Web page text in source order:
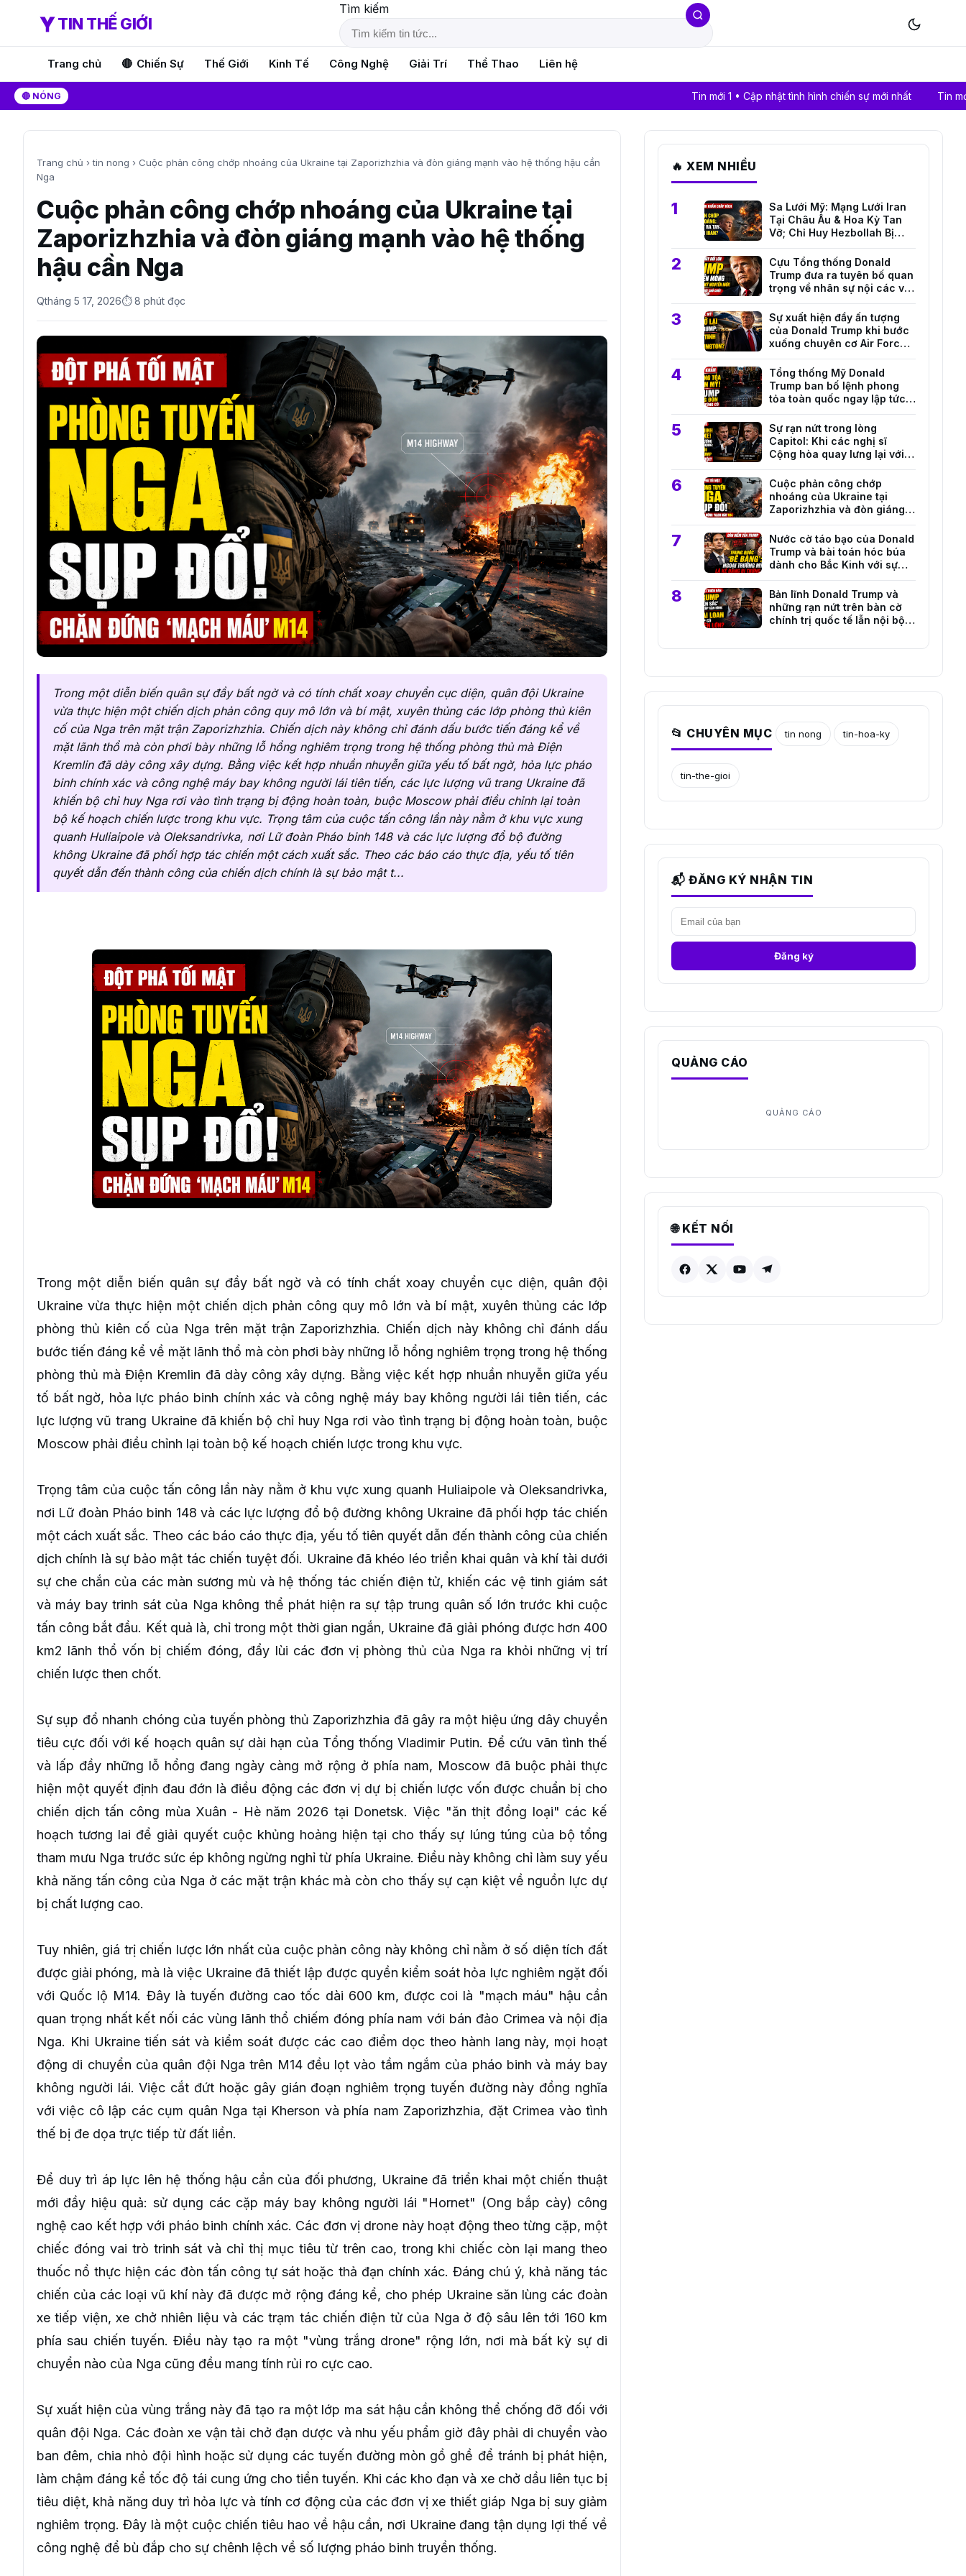
TIN THẾ GIỚI
Tìm kiếm
Trang chủ Chiến Sự Thế Giới Kinh Tế Công Nghệ Giải Trí Thể Thao Liên hệ
🔴 NÓNG Tin mới 1 • Cập nhật tình hình chiến sự mới nhất Tin mới 2 • Giá
Trang chủ ›tin nong › Cuộc phản công chớp nhoáng của Ukraine tại Zaporizhzhia và đòn giáng mạnh vào hệ thống hậu cần
Nga
Cuộc phản công chớp nhoáng của Ukraine tại
Zaporizhzhia và đòn giáng mạnh vào hệ thống
hậu cần Nga
Qtháng 5 17, 2026⏱ 8 phút đọc
Trong một diễn biến quân sự đầy bất ngờ và có tính chất xoay chuyển cục diện, quân đội Ukraine
vừa thực hiện một chiến dịch phản công quy mô lớn và bí mật, xuyên thủng các lớp phòng thủ kiên
cố của Nga trên mặt trận Zaporizhzhia. Chiến dịch này không chỉ đánh dấu bước tiến đáng kể về
mặt lãnh thổ mà còn phơi bày những lỗ hổng nghiêm trọng trong hệ thống phòng thủ mà Điện
Kremlin đã dày công xây dựng. Bằng việc kết hợp nhuần nhuyễn giữa yếu tố bất ngờ, hỏa lực pháo
binh chính xác và công nghệ máy bay không người lái tiên tiến, các lực lượng vũ trang Ukraine đã
khiến bộ chỉ huy Nga rơi vào tình trạng bị động hoàn toàn, buộc Moscow phải điều chỉnh lại toàn
bộ kế hoạch chiến lược trong khu vực. Trọng tâm của cuộc tấn công lần này nằm ở khu vực xung
quanh Huliaipole và Oleksandrivka, nơi Lữ đoàn Pháo binh 148 và các lực lượng đổ bộ đường
không Ukraine đã phối hợp tác chiến một cách xuất sắc. Theo các báo cáo thực địa, yếu tố tiên
quyết dẫn đến thành công của chiến dịch chính là sự bảo mật t...
Trong một diễn biến quân sự đầy bất ngờ và có tính chất xoay chuyển cục diện, quân đội
Ukraine vừa thực hiện một chiến dịch phản công quy mô lớn và bí mật, xuyên thủng các lớp
phòng thủ kiên cố của Nga trên mặt trận Zaporizhzhia. Chiến dịch này không chỉ đánh dấu
bước tiến đáng kể về mặt lãnh thổ mà còn phơi bày những lỗ hổng nghiêm trọng trong hệ thống
phòng thủ mà Điện Kremlin đã dày công xây dựng. Bằng việc kết hợp nhuần nhuyễn giữa yếu
tố bất ngờ, hỏa lực pháo binh chính xác và công nghệ máy bay không người lái tiên tiến, các
lực lượng vũ trang Ukraine đã khiến bộ chỉ huy Nga rơi vào tình trạng bị động hoàn toàn, buộc
Moscow phải điều chỉnh lại toàn bộ kế hoạch chiến lược trong khu vực.
Trọng tâm của cuộc tấn công lần này nằm ở khu vực xung quanh Huliaipole và Oleksandrivka,
nơi Lữ đoàn Pháo binh 148 và các lực lượng đổ bộ đường không Ukraine đã phối hợp tác chiến
một cách xuất sắc. Theo các báo cáo thực địa, yếu tố tiên quyết dẫn đến thành công của chiến
dịch chính là sự bảo mật tác chiến tuyệt đối. Ukraine đã khéo léo triển khai quân và khí tài dưới
sự che chắn của các màn sương mù và hệ thống tác chiến điện tử, khiến các vệ tinh giám sát
và máy bay trinh sát của Nga không thể phát hiện ra sự tập trung quân số lớn trước khi cuộc
tấn công bắt đầu. Kết quả là, chỉ trong một thời gian ngắn, Ukraine đã giải phóng được hơn 400
km2 lãnh thổ vốn bị chiếm đóng, đẩy lùi các đơn vị phòng thủ của Nga ra khỏi những vị trí
chiến lược then chốt.
Sự sụp đổ nhanh chóng của tuyến phòng thủ Zaporizhzhia đã gây ra một hiệu ứng dây chuyền
tiêu cực đối với kế hoạch quân sự dài hạn của Tổng thống Vladimir Putin. Để cứu vãn tình thế
và lấp đầy những lỗ hổng đang ngày càng mở rộng ở phía nam, Moscow đã buộc phải thực
hiện một quyết định đau đớn là điều động các đơn vị dự bị chiến lược vốn được chuẩn bị cho
chiến dịch tấn công mùa Xuân - Hè năm 2026 tại Donetsk. Việc "ăn thịt đồng loại" các kế
hoạch tương lai để giải quyết cuộc khủng hoảng hiện tại cho thấy sự lúng túng của bộ tổng
tham mưu Nga trước sức ép không ngừng nghỉ từ phía Ukraine. Điều này không chỉ làm suy yếu
khả năng tấn công của Nga ở các mặt trận khác mà còn cho thấy sự cạn kiệt về nguồn lực dự
bị chất lượng cao.
Tuy nhiên, giá trị chiến lược lớn nhất của cuộc phản công này không chỉ nằm ở số diện tích đất
được giải phóng, mà là việc Ukraine đã thiết lập được quyền kiểm soát hỏa lực nghiêm ngặt đối
với Quốc lộ M14. Đây là tuyến đường cao tốc dài 600 km, được coi là "mạch máu" hậu cần
quan trọng nhất kết nối các vùng lãnh thổ chiếm đóng phía nam với bán đảo Crimea và nội địa
Nga. Khi Ukraine tiến sát và kiểm soát được các cao điểm dọc theo hành lang này, mọi hoạt
động di chuyển của quân đội Nga trên M14 đều lọt vào tầm ngắm của pháo binh và máy bay
không người lái. Việc cắt đứt hoặc gây gián đoạn nghiêm trọng tuyến đường này đồng nghĩa
với việc cô lập các cụm quân Nga tại Kherson và phía nam Zaporizhzhia, đặt Crimea vào tình
thế bị đe dọa trực tiếp từ đất liền.
Để duy trì áp lực lên hệ thống hậu cần của đối phương, Ukraine đã triển khai một chiến thuật
mới đầy hiệu quả: sử dụng các cặp máy bay không người lái "Hornet" (Ong bắp cày) công
nghệ cao kết hợp với pháo binh chính xác. Các đơn vị drone này hoạt động theo từng cặp, một
chiếc đóng vai trò trinh sát và chỉ thị mục tiêu từ trên cao, trong khi chiếc còn lại mang theo
thuốc nổ thực hiện các đòn tấn công tự sát hoặc thả đạn chính xác. Đáng chú ý, khả năng tác
chiến của các loại vũ khí này đã được mở rộng đáng kể, cho phép Ukraine săn lùng các đoàn
xe tiếp viện, xe chở nhiên liệu và các trạm tác chiến điện tử của Nga ở độ sâu lên tới 160 km
phía sau chiến tuyến. Điều này tạo ra một "vùng trắng drone" rộng lớn, nơi mà bất kỳ sự di
chuyển nào của Nga cũng đều mang tính rủi ro cực cao.
Sự xuất hiện của vùng trắng này đã tạo ra một lớp ma sát hậu cần không thể chống đỡ đối với
quân đội Nga. Các đoàn xe vận tải chở đạn dược và nhu yếu phẩm giờ đây phải di chuyển vào
ban đêm, chia nhỏ đội hình hoặc sử dụng các tuyến đường mòn gồ ghề để tránh bị phát hiện,
làm chậm đáng kể tốc độ tái cung ứng cho tiền tuyến. Khi các kho đạn và xe chở dầu liên tục bị
tiêu diệt, khả năng duy trì hỏa lực và tính cơ động của các đơn vị xe thiết giáp Nga bị suy giảm
nghiêm trọng. Đây là một cuộc chiến tiêu hao về hậu cần, nơi Ukraine đang tận dụng lợi thế về
công nghệ để bù đắp cho sự chênh lệch về số lượng pháo binh truyền thống.
🔥 XEM NHIỀU
Sa Lưới Mỹ: Mạng Lưới Iran
Tại Châu Âu & Hoa Kỳ Tan
Vỡ; Chỉ Huy Hezbollah Bị
Truy Tố!
Cựu Tổng thống Donald
Trump đưa ra tuyên bố quan
trọng về nhân sự nội các và
định hướng đối ngoại mới
Sự xuất hiện đầy ấn tượng
của Donald Trump khi bước
xuống chuyên cơ Air Force
One tại căn cứ Andrews
Tổng thống Mỹ Donald
Trump ban bố lệnh phong
tỏa toàn quốc ngay lập tức
trước mối đe dọa an ninh
nghiêm trọng
Sự rạn nứt trong lòng
Capitol: Khi các nghị sĩ
Cộng hòa quay lưng lại với
những quan chức quân sự
hàng đầu của Trump
Cuộc phản công chớp
nhoáng của Ukraine tại
Zaporizhzhia và đòn giáng
mạnh vào hệ thống hậu cần
Nga
Nước cờ táo bạo của Donald
Trump và bài toán hóc búa
dành cho Bắc Kinh với sự
trỗi dậy của Marco Rubio
Bản lĩnh Donald Trump và
những rạn nứt trên bàn cờ
chính trị quốc tế lẫn nội bộ
📂 CHUYÊN MỤC tin nong tin-hoa-ky
tin-the-gioi
📬 ĐĂNG KÝ NHẬN TIN
Đăng ký
QUẢNG CÁO
🌐 KẾT NỐI